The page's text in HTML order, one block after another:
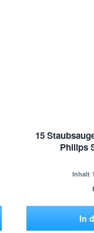
15
Philips
Inhalt
In